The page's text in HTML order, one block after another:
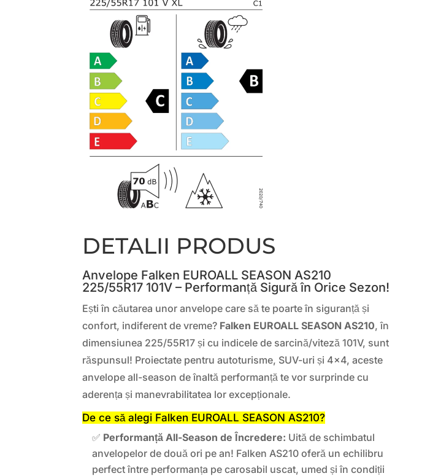
DETALII PRODUS
Anvelope Falken EUROALL SEASON AS210
225/55R17 101V – Performanță Sigură în Orice Sezon!
Ești în căutarea unor anvelope care să te poarte în siguranță și
confort, indiferent de vreme? Falken EUROALL SEASON AS210, în
dimensiunea 225/55R17 și cu indicele de sarcină/viteză 101V, sunt
răspunsul! Proiectate pentru autoturisme, SUV-uri și 4×4, aceste
anvelope all-season de înaltă performanță te vor surprinde cu
aderența și manevrabilitatea lor excepționale.
De ce să alegi Falken EUROALL SEASON AS210?
✅ Performanță All-Season de Încredere: Uită de schimbatul
anvelopelor de două ori pe an! Falken AS210 oferă un echilibru
perfect între performanța pe carosabil uscat, umed și în condiții